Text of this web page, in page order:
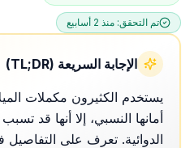
تم التحقق: منذ 2 أسابيع
الإجابة السريعة (TL;DR)
يستخدم الكثيرون مكملات
أمانها النسبي، إلا أنها قد
الدوائية. تعرف على التفاصيل